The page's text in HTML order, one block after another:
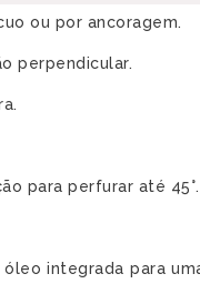
ou por ancoragem.
perpendicular.
para perfurar até 45°.
integrada para